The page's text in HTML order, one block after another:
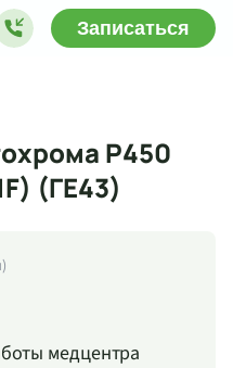
Записаться
Р450
(ГЕ43)
медцентра